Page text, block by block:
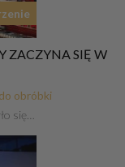
ZACZYNA SIĘ W
obróbki
się…